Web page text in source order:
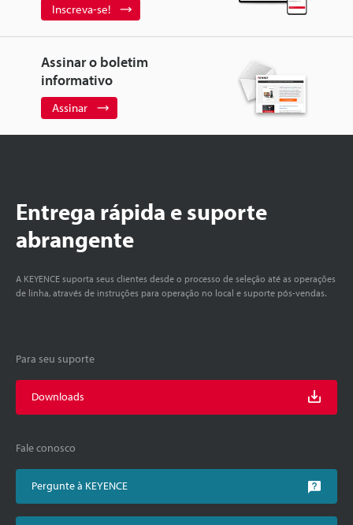
Inscreva-se!
Assinar o boletim
informativo
Assinar
Entrega rápida e suporte
abrangente
A KEYENCE suporta seus clientes desde o processo de seleção até as operações
de linha, através de instruções para operação no local e suporte pós-vendas.
Para seu suporte
Downloads
Fale conosco
Pergunte à KEYENCE